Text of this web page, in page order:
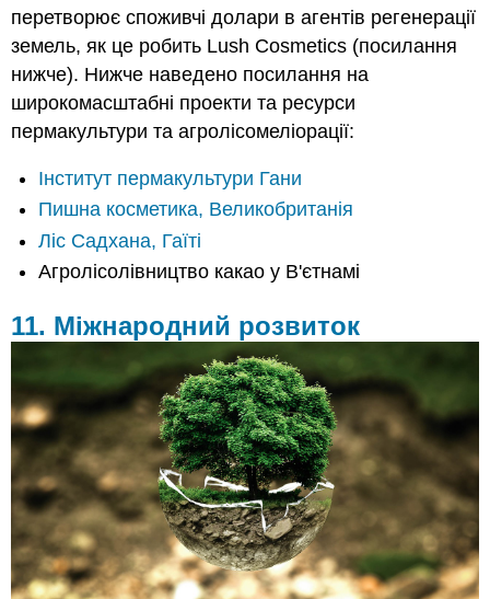
перетворює споживчі долари в агентів регенерації
земель, як це робить Lush Cosmetics (посилання
нижче). Нижче наведено посилання на
широкомасштабні проекти та ресурси
пермакультури та агролісомеліорації:
Інститут пермакультури Гани
Пишна косметика, Великобританія
Ліс Садхана, Гаїті
Агролісолівництво какао у В'єтнамі
11. Міжнародний розвиток